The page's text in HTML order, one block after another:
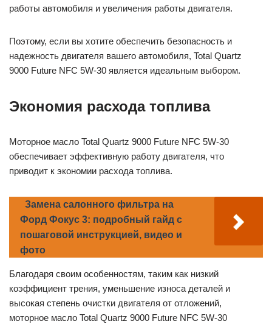
работы автомобиля и увеличения работы двигателя.
Поэтому, если вы хотите обеспечить безопасность и
надежность двигателя вашего автомобиля, Total Quartz
9000 Future NFC 5W-30 является идеальным выбором.
Экономия расхода топлива
Моторное масло Total Quartz 9000 Future NFC 5W-30
обеспечивает эффективную работу двигателя, что
приводит к экономии расхода топлива.
Замена салонного фильтра на
Форд Фокус 3: подробный гайд с
пошаговой инструкцией, видео и
фото
Благодаря своим особенностям, таким как низкий
коэффициент трения, уменьшение износа деталей и
высокая степень очистки двигателя от отложений,
моторное масло Total Quartz 9000 Future NFC 5W-30